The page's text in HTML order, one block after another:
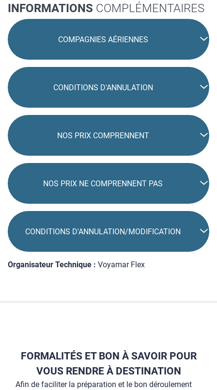
INFORMATIONS COMPLÉMENTAIRES
COMPAGNIES AÉRIENNES
CONDITIONS D'ANNULATION
NOS PRIX COMPRENNENT
NOS PRIX NE COMPRENNENT PAS
CONDITIONS D'ANNULATION/MODIFICATION
Organisateur Technique : Voyamar Flex
FORMALITÉS ET BON À SAVOIR POUR
VOUS RENDRE À DESTINATION
Afin de faciliter la préparation et le bon déroulement